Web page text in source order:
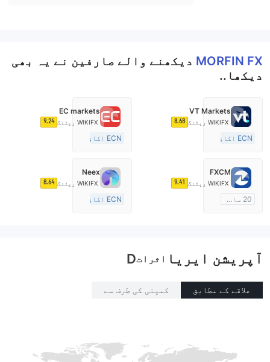
MORFIN FX دیکھنے والے صارفین نے یہ بھی
دیکھا..
VT Markets
WIKIFX ریٹنگ 8.68
ECN اکاؤنٹ
مارکیٹ سازی کا لائسنس (MM)
EC markets
WIKIFX ریٹنگ 9.24
ECN اکاؤنٹ
مارکیٹ سازی کا لائسنس (MM)
FXCM
WIKIFX ریٹنگ 9.41
20 سال سے زائد
Neex
WIKIFX ریٹنگ 8.64
ECN اکاؤنٹ
آپریشن ایریا اثراتD
علاقے کے مطابق کمپنی کی طرف سے